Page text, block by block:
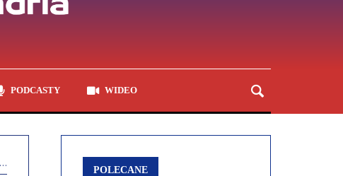
PODCASTY WIDEO
POLECANE